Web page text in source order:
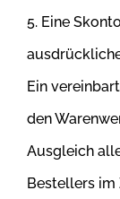
5. Eine
Ein
den
Ausgleich
Bestellers